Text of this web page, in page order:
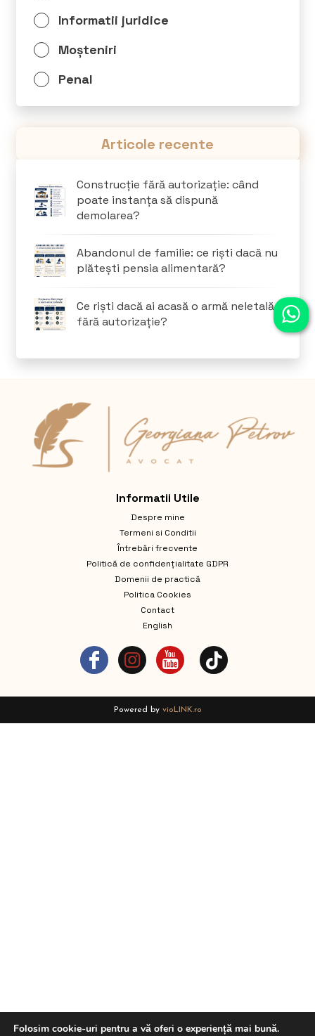
Informatii juridice
Moșteniri
Penal
Articole recente
Construcție fără autorizație: când
poate instanța să dispună
demolarea?
Abandonul de familie: ce riști dacă nu
plătești pensia alimentară?
Ce riști dacă ai acasă o armă neletală
fără autorizație?
Informatii Utile
Despre mine
Termeni si Conditii
Întrebări frecvente
Politică de confidențialitate GDPR
Domenii de practică
Politica Cookies
Contact
English
Powered by vioLINK.ro
Folosim cookie-uri pentru a vă oferi o experiență mai bună.